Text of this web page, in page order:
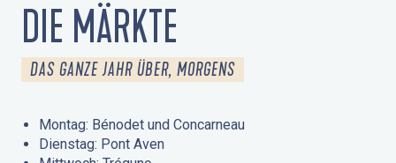
DIE MÄRKTE
DAS GANZE JAHR ÜBER, MORGENS
Montag: Bénodet und Concarneau
Dienstag: Pont Aven